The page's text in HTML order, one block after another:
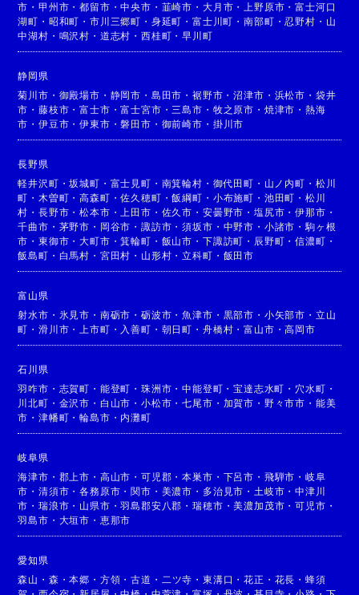
市 ・甲州市 ・都留市 ・中央市 ・ 韮崎市 ・ 大月市 ・ 上野原市 ・富士河口
湖町 ・ 昭和町 ・市川三郷町 ・ 身延町 ・富士川町 ・南部町 ・忍野村 ・ 山
中湖村 ・ 鳴沢村 ・ 道志村 ・西桂町 ・早川町
静岡県
菊川市 ・ 御殿場市 ・ 静岡市 ・ 島田市 ・裾野市 ・沼津市 ・ 浜松市 ・ 袋井
市 ・藤枝市 ・富士市 ・富士宮市 ・ 三島市 ・ 牧之原市 ・ 焼津市 ・ 熱海
市 ・伊豆市 ・伊東市 ・磐田市 ・ 御前崎市 ・ 掛川市
長野県
軽井沢町 ・坂城町 ・ 富士見町 ・ 南箕輪村 ・ 御代田町 ・ 山ノ内町 ・ 松川
町 ・ 木曽町 ・高森町 ・佐久穂町 ・飯綱町 ・ 小布施町 ・ 池田町 ・ 松川
村 ・長野市 ・松本市 ・ 上田市 ・ 佐久市 ・ 安曇野市 ・ 塩尻市 ・伊那市 ・
千曲市 ・ 茅野市 ・ 岡谷市 ・諏訪市 ・須坂市 ・ 中野市 ・ 小諸市 ・ 駒ヶ根
市 ・東御市 ・大町市 ・箕輪町 ・ 飯山市 ・ 下諏訪町 ・ 辰野町 ・信濃町 ・
飯島町 ・ 白馬村 ・ 宮田村 ・ 山形村 ・立科町 ・ 飯田市
富山県
射水市 ・ 氷見市 ・ 南砺市 ・砺波市 ・魚津市 ・ 黒部市 ・ 小矢部市 ・ 立山
町 ・滑川市 ・ 上市町 ・ 入善町 ・ 朝日町 ・ 舟橋村 ・富山市 ・高岡市
石川県
羽咋市 ・ 志賀町 ・ 能登町 ・珠洲市 ・中能登町 ・宝達志水町 ・ 穴水町 ・
川北町 ・ 金沢市 ・ 白山市 ・小松市 ・七尾市 ・ 加賀市 ・ 野々市市 ・ 能美
市 ・津幡町 ・輪島市 ・ 内灘町
岐阜県
海津市 ・ 郡上市 ・ 高山市 ・可児郡 ・本巣市 ・ 下呂市 ・ 飛騨市 ・ 岐阜
市 ・清須市 ・各務原市 ・関市 ・ 美濃市 ・ 多治見市 ・ 土岐市 ・中津川
市 ・瑞浪市 ・ 山県市 ・羽島郡安八郡 ・瑞穂市 ・美濃加茂市 ・可児市 ・
羽島市 ・ 大垣市 ・ 恵那市
愛知県
森山 ・ 森 ・本郷 ・ 方領 ・古道 ・ 二ツ寺 ・ 東溝口 ・花正 ・ 花長 ・ 蜂須